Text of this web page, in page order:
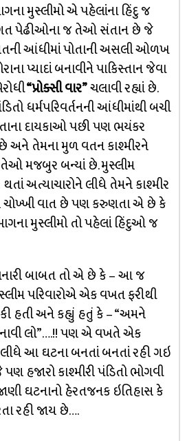
મુસ્લીમો એ પહેલાંના હિંદુ જ
પેઢીઓના જ તેઓ સંતાન છે જે
આંધીમાં પોતાની અસલી ઓળખ
પ્યાદાં બનાવીને પાકિસ્તાન જેવા
“પ્રોક્સી વાર”ચલાવી રહ્યાં છે.
ધર્મપરિવર્તનની આંધીમાંથી બચી
દાયકાઓ પછી પણ ભયંકર
અને તેમના મુળ વતન કાશ્મીરને
મજબુર બન્યાં છે. મુસ્લીમ
થતાં અત્યાચારોને લીધે તેમને કાશ્મીર
વાત છે પણ કરુણતા એ છે કે
મુસ્લીમો તો પહેલાં હિંદુઓ જ
બાબત તો એ છે કે – આ જ
પરિવારોએ એક વખત ફરીથી
હતી અને કહ્યું હતું કે – “અમને
લો”….!! પણ એ વખતે એક
આ ઘટના બનતાં બનતાં રહી ગઇ
કાશ્મીરી પંડિતો ભોગવી
ઘટનાનો હેરતજનક ઇતિહાસ કે
રહી જાય છે….